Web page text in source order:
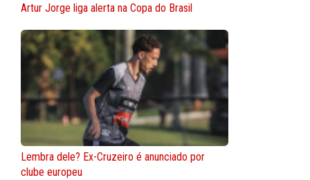
Artur Jorge liga alerta na Copa do Brasil
Lembra dele? Ex-Cruzeiro é anunciado por
clube europeu